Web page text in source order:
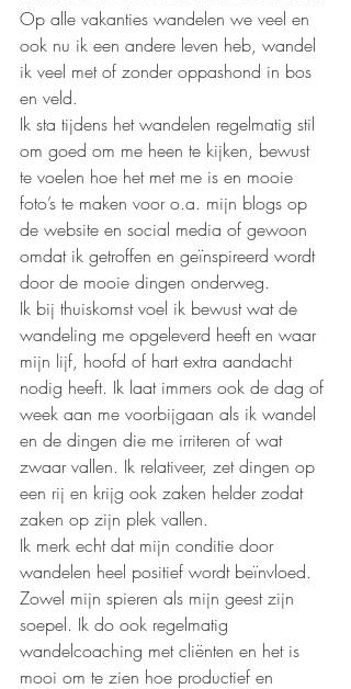
Op alle vakanties wandelen we veel en
ook nu ik een andere leven heb, wandel
ik veel met of zonder oppashond in bos
en veld.
Ik sta tijdens het wandelen regelmatig stil
om goed om me heen te kijken, bewust
te voelen hoe het met me is en mooie
foto’s te maken voor o.a. mijn blogs op
de website en social media of gewoon
omdat ik getroffen en geïnspireerd wordt
door de mooie dingen onderweg.
Ik bij thuiskomst voel ik bewust wat de
wandeling me opgeleverd heeft en waar
mijn lijf, hoofd of hart extra aandacht
nodig heeft. Ik laat immers ook de dag of
week aan me voorbijgaan als ik wandel
en de dingen die me irriteren of wat
zwaar vallen. Ik relativeer, zet dingen op
een rij en krijg ook zaken helder zodat
zaken op zijn plek vallen.
Ik merk echt dat mijn conditie door
wandelen heel positief wordt beïnvloed.
Zowel mijn spieren als mijn geest zijn
soepel. Ik do ook regelmatig
wandelcoaching met cliënten en het is
mooi om te zien hoe productief en